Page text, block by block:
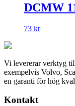
DCMW
73 kr
Vi levererar verktyg
exempelvis Volvo,
en garanti för hög
Kontakt